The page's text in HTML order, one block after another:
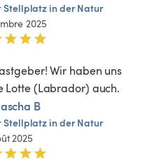
StellplatzinderNatur
2025
Wir haben uns
Lotte (Labrador) auch.
B
StellplatzinderNatur
2025